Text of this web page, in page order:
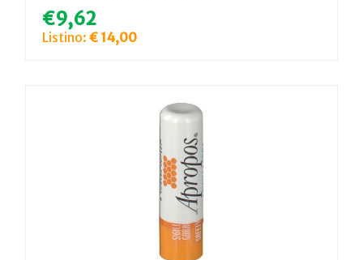
€9,62
Listino: € 14,00